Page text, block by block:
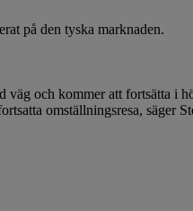
på den tyska marknaden.
väg och kommer att fortsätta i
omställningsresa, säger